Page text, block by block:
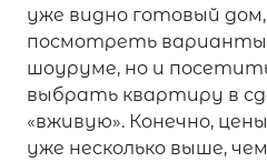
уже видно готовый
посмотреть
шоуруме, но и
выбрать квартиру в
«вживую». Конечно,
уже несколько выше,